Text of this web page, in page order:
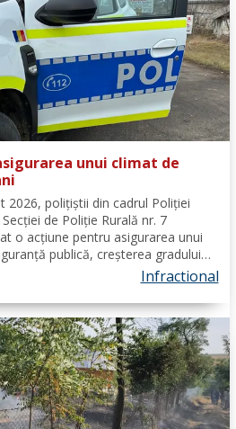
unui climat de
2026, polițiștii din cadrul Poliției
de Poliție Rurală nr. 7
o acțiune pentru asigurarea unui
publică, creșterea gradului
combaterea faptelor antisociale, în
Infractional